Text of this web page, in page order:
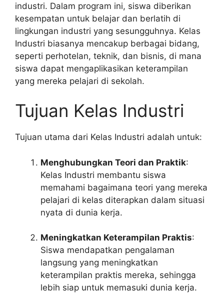
industri. Dalam program ini, siswa diberikan
kesempatan untuk belajar dan berlatih di
lingkungan industri yang sesungguhnya. Kelas
Industri biasanya mencakup berbagai bidang,
seperti perhotelan, teknik, dan bisnis, di mana
siswa dapat mengaplikasikan keterampilan
yang mereka pelajari di sekolah.
Tujuan Kelas Industri
Tujuan utama dari Kelas Industri adalah untuk:
Menghubungkan Teori dan Praktik:
Kelas Industri membantu siswa
memahami bagaimana teori yang mereka
pelajari di kelas diterapkan dalam situasi
nyata di dunia kerja.
Meningkatkan Keterampilan Praktis:
Siswa mendapatkan pengalaman
langsung yang meningkatkan
keterampilan praktis mereka, sehingga
lebih siap untuk memasuki dunia kerja.